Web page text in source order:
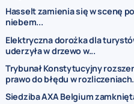
Hasselt zamienia się w scenę
niebem...
Elektryczna dorożka dla
uderzyła w drzewo w...
Trybunał Konstytucyjny
prawo do błędu w
Siedziba AXA Belgium